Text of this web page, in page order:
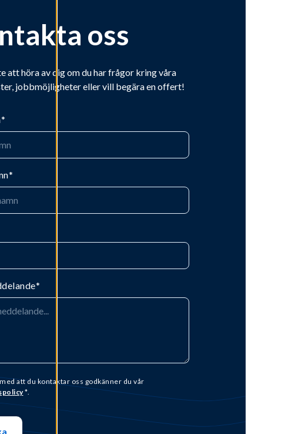
oss
att höra av dig om du har frågor kring våra
jobbmöjligheter eller vill begära en offert!
*
*
*
att du kontaktar oss godkänner du vår
*.